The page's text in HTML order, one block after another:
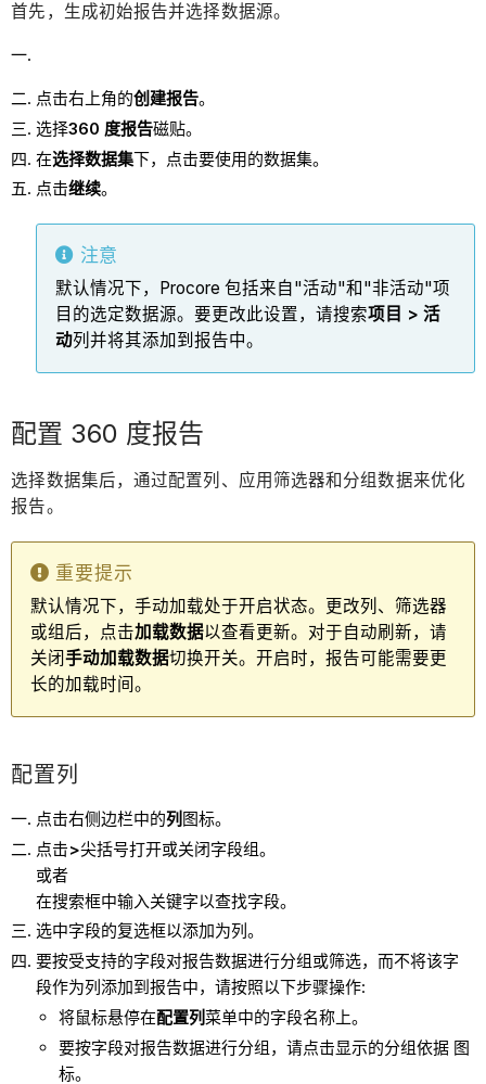
首先，生成初始报告并选择数据源。
点击右上角的创建报告。
选择360 度报告磁贴。
在选择数据集下，点击要使用的数据集。
点击继续。
注意
默认情况下，Procore 包括来自"活动"和"非活动"项
目的选定数据源。要更改此设置，请搜索项目 > 活
动列并将其添加到报告中。
配置 360 度报告
选择数据集后，通过配置列、应用筛选器和分组数据来优化
报告。
重要提示
默认情况下，手动加载处于开启状态。更改列、筛选器
或组后，点击加载数据以查看更新。对于自动刷新，请
关闭手动加载数据切换开关。开启时，报告可能需要更
长的加载时间。
配置列
点击右侧边栏中的列 图标。
点击>尖括号打开或关闭字段组。
或者
在搜索框中输入关键字以查找字段。
选中字段的复选框以添加为列。
要按受支持的字段对报告数据进行分组或筛选，而不将该字
段作为列添加到报告中，请按照以下步骤操作:
将鼠标悬停在配置列菜单中的字段名称上。
要按字段对报告数据进行分组，请点击显示的分组依据 图
标。